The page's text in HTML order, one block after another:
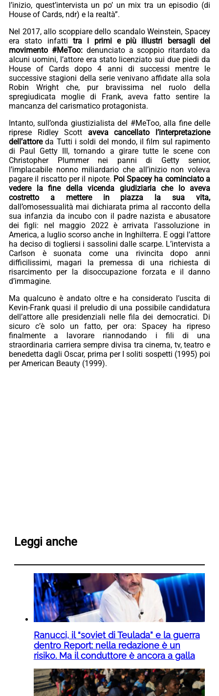
l’inizio, quest’intervista un po’ un mix tra un episodio (di
House of Cards, ndr) e la realtà”.
Nel 2017, allo scoppiare dello scandalo Weinstein, Spacey
era stato infatti tra i primi e più illustri bersagli del
movimento #MeToo:denunciato a scoppio ritardato da
alcuni uomini, l’attore era stato licenziato sui due piedi da
House of Cards dopo 4 anni di successi mentre le
successive stagioni della serie venivano affidate alla sola
Robin Wright che, pur bravissima nel ruolo della
spregiudicata moglie di Frank, aveva fatto sentire la
mancanza del carismatico protagonista.
Intanto, sull’onda giustizialista del #MeToo, alla fine delle
riprese Ridley Scott aveva cancellato l’interpretazione
dell’attoreda Tutti i soldi del mondo, il film sul rapimento
di Paul Getty III, tornando a girare tutte le scene con
Christopher Plummer nei panni di Getty senior,
l’implacabile nonno miliardario che all’inizio non voleva
pagare il riscatto per il nipote. Poi Spacey ha cominciato a
vedere la fine della vicenda giudiziaria che lo aveva
costretto a mettere in piazza la sua vita,
dall’omosessualità mai dichiarata prima al racconto della
sua infanzia da incubo con il padre nazista e abusatore
dei figli: nel maggio 2022 è arrivata l’assoluzione in
America, a luglio scorso anche in Inghilterra. E oggi l’attore
ha deciso di togliersi i sassolini dalle scarpe. L’intervista a
Carlson è suonata come una rivincita dopo anni
difficilissimi, magari la premessa di una richiesta di
risarcimento per la disoccupazione forzata e il danno
d’immagine.
Ma qualcuno è andato oltre e ha considerato l’uscita di
Kevin-Frank quasi il preludio di una possibile candidatura
dell’attore alle presidenziali nelle fila dei democratici. Di
sicuro c’è solo un fatto, per ora: Spacey ha ripreso
finalmente a lavorare riannodando i fili di una
straordinaria carriera sempre divisa tra cinema, tv, teatro e
benedetta dagli Oscar, prima per I soliti sospetti (1995) poi
per American Beauty (1999).
Leggi anche
Ranucci, il “soviet di Teulada” e la guerra
dentro Report: nella redazione è un
risiko. Ma il conduttore è ancora a galla